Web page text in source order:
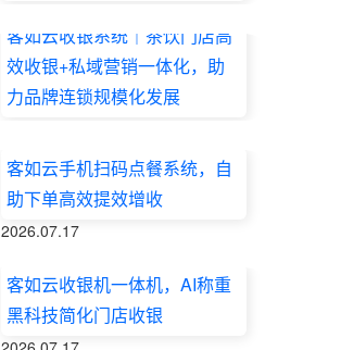
客如云收银系统｜茶饮门店高
效收银+私域营销一体化，助
力品牌连锁规模化发展
客如云手机扫码点餐系统，自
助下单高效提效增收
2026.07.17
客如云收银机一体机，AI称重
黑科技简化门店收银